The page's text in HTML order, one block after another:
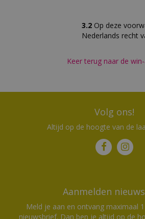
3.2 Op deze
Nederlands recht
Keer terug naar de
Volg ons!
Altijd op de hoogte van de
Aanmelden
Meld je aan en ontvang maximaal
nieuwsbrief. Dan ben je altijd op de